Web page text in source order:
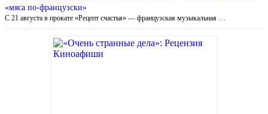
«мяса по-французски»
С 21 августа в прокате «Рецепт счастья» — французская музыкальная …